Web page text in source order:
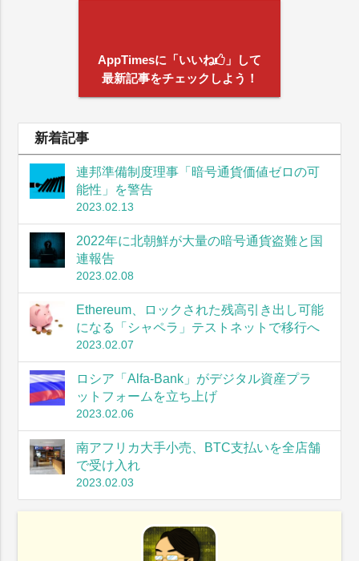
AppTimesに「いいね
」して
最新記事をチェックしよう！
新着記事
連邦準備制度理事「暗号通貨価値ゼロの可
能性」を警告
2023.02.13
2022年に北朝鮮が大量の暗号通貨盗難と国
連報告
2023.02.08
Ethereum、ロックされた残高引き出し可能
になる「シャペラ」テストネットで移行へ
2023.02.07
ロシア「Alfa-Bank」がデジタル資産プラ
ットフォームを立ち上げ
2023.02.06
南アフリカ大手小売、BTC支払いを全店舗
で受け入れ
2023.02.03